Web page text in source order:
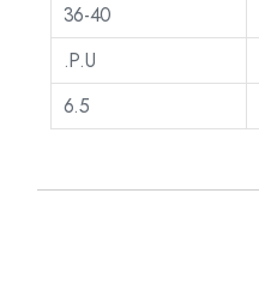
36-40
P.U.
6.5